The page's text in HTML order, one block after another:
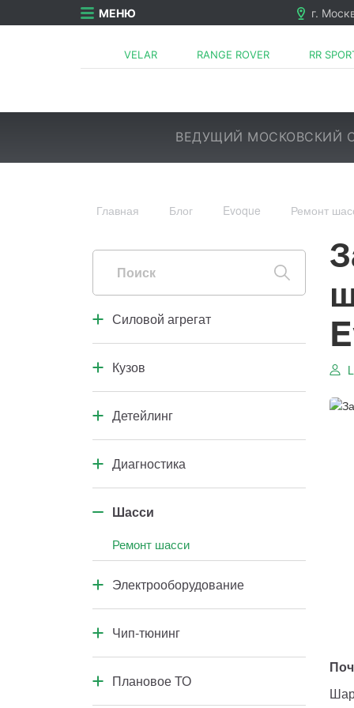
МЕНЮ г.
RR
RANGE ROVER
VELAR
ВЕДУЩИЙ МОСКОВСКИЙ
Главная Блог Evoque Ремонт
Силовой агрегат
Двигатель
Коробка передач
Кузов
Кузовной ремонт
Кузовные элементы
Детейлинг
Салон автомобиля
Кузов и подкапотное пространство
Диагностика
Диагностика узлов и агрегатов
Компьютерная диагностика
Шасси
Ремонт шасси
Электрооборудование
Электрооборудование
Чип-тюнинг
Чип-тюнинг
Плановое ТО